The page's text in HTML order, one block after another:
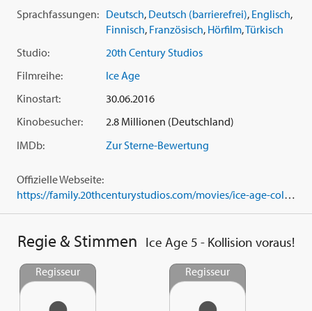
Sprachfassungen: Deutsch, Deutsch (barrierefrei), Englisch,
Finnisch, Französisch, Hörfilm,Türkisch
Studio:
20th Century Studios
Filmreihe:
Ice Age
Kinostart:
30.06.2016
Kinobesucher:
2.8 Millionen (Deutschland)
IMDb:
Zur Sterne-Bewertung
Offizielle Webseite:
https://family.20thcenturystudios.com/movies/ice-age-collision-course
Regie & Stimmen Ice Age 5 - Kollision voraus!
Regisseur Regisseur